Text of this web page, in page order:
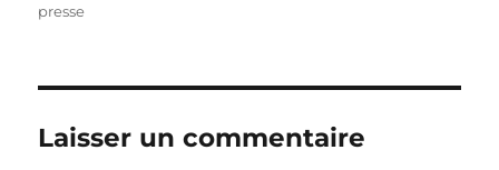
presse
Laisser un commentaire